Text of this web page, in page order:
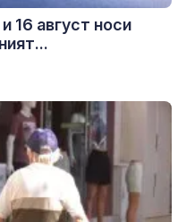
16 август носи